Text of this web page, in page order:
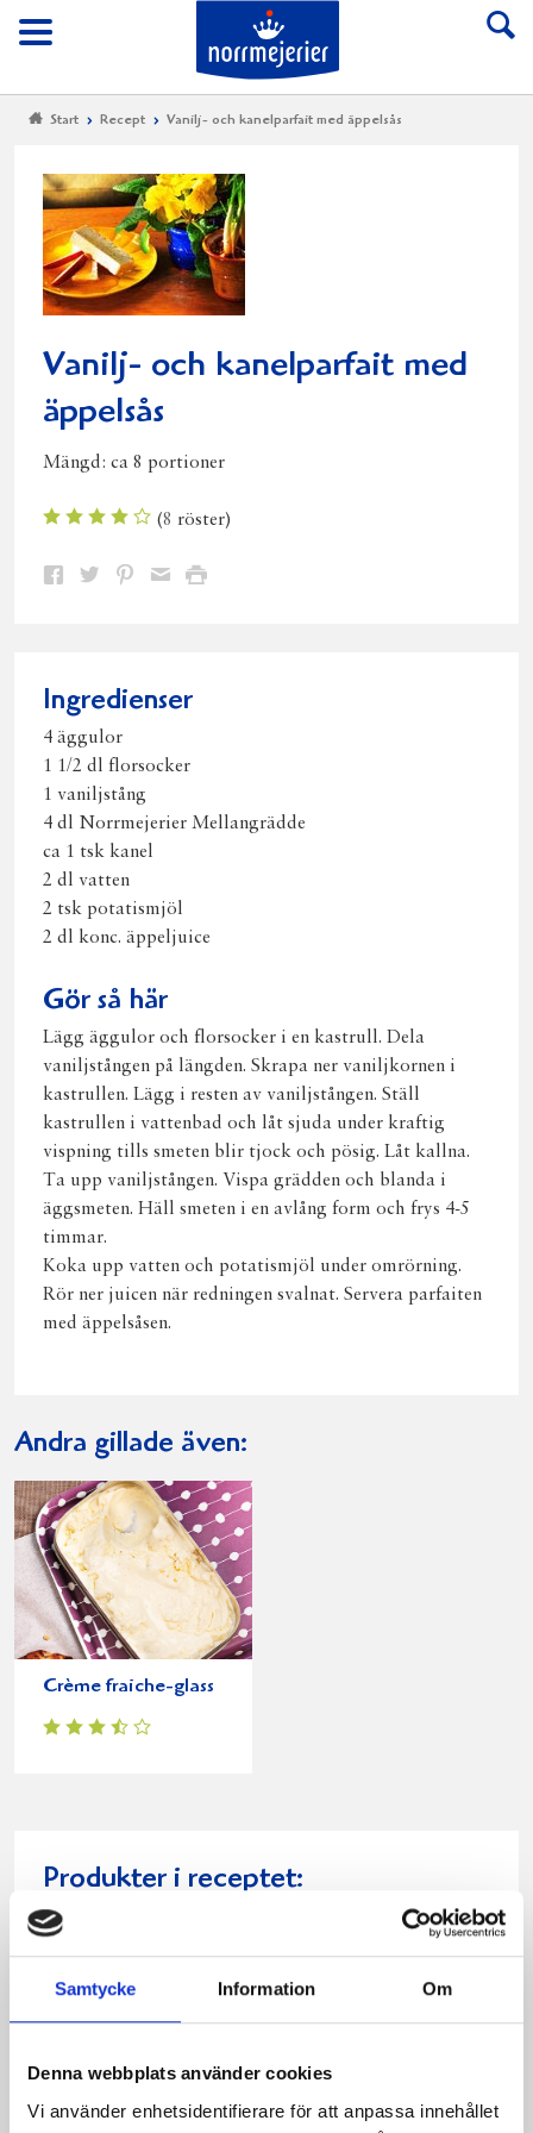
Samtycke Information Om
Denna webbplats använder cookies
Vi använder enhetsidentifierare för att anpassa innehållet
Meny
Till Norrmejerier
Start Recept Vanilj- och kanelparfait med äppelsås
Vanilj- och kanelparfait med
äppelsås
Mängd: ca 8 portioner
(8 röster)
Dela Dela Dela DelaSkriv
Ingredienser
4 äggulor
1 1/2 dl florsocker
1 vaniljstång
4 dl Norrmejerier Mellangrädde
ca 1 tsk kanel
2 dl vatten
2 tsk potatismjöl
2 dl konc. äppeljuice
Gör så här
Lägg äggulor och florsocker i en kastrull. Dela
vaniljstången på längden. Skrapa ner vaniljkornen i
kastrullen. Lägg i resten av vaniljstången. Ställ
kastrullen i vattenbad och låt sjuda under kraftig
vispning tills smeten blir tjock och pösig. Låt kallna.
Ta upp vaniljstången. Vispa grädden och blanda i
äggsmeten. Häll smeten i en avlång form och frys 4-5
timmar.
Koka upp vatten och potatismjöl under omrörning.
Rör ner juicen när redningen svalnat. Servera parfaiten
med äppelsåsen.
Andra gillade även:
Crème fraiche-glass
Produkter i receptet: